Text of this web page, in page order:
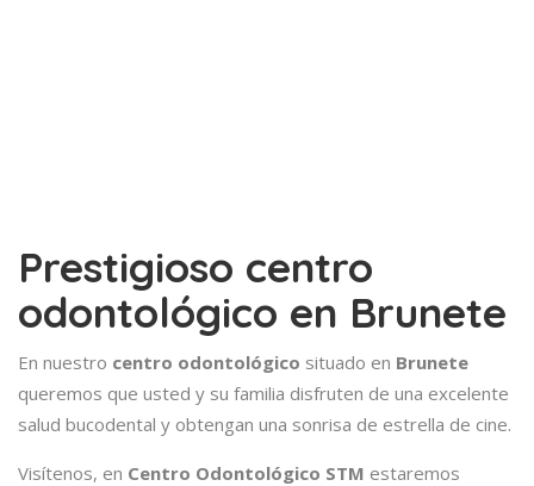
Prestigioso centro
odontológico en Brunete
En nuestro centro odontológico situado en Brunete
queremos que usted y su familia disfruten de una excelente
salud bucodental y obtengan una sonrisa de estrella de cine.
Visítenos, en Centro Odontológico STM estaremos